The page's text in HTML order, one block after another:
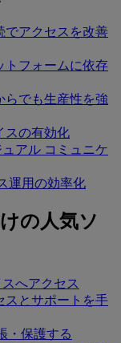
でアクセスを改善
トフォームに依存
らでも生産性を強
スの有効化
アル コミュニケ
運用の効率化
の人気ソ
へアクセス
スとサポートを手
・保護する